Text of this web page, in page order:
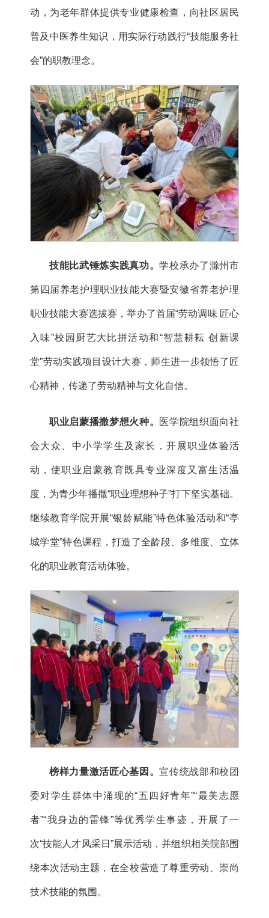
动，为老年群体提供专业健康检查，向社区居民
普及中医养生知识，用实际行动践行“技能服务社
会”的职教理念。
技能比武锤炼实践真功。学校承办了滁州市
第四届养老护理职业技能大赛暨安徽省养老护理
职业技能大赛选拔赛，举办了首届“劳动调味 匠心
入味”校园厨艺大比拼活动和“智慧耕耘 创新课
堂”劳动实践项目设计大赛，师生进一步领悟了匠
心精神，传递了劳动精神与文化自信。
职业启蒙播撒梦想火种。 医学院组织面向社
会大众、中小学学生及家长，开展职业体验活
动，使职业启蒙教育既具专业深度又富生活温
度，为青少年播撒“职业理想种子”打下坚实基础。
继续教育学院开展“银龄赋能”特色体验活动和“亭
城学堂”特色课程，打造了全龄段、多维度、立体
化的职业教育活动体验。
榜样力量激活匠心基因。宣传统战部和校团
委对学生群体中涌现的“五四好青年”“最美志愿
者”“我身边的雷锋”等优秀学生事迹，开展了一
次“技能人才风采日”展示活动，并组织相关院部围
绕本次活动主题，在全校营造了尊重劳动、崇尚
技术技能的氛围。